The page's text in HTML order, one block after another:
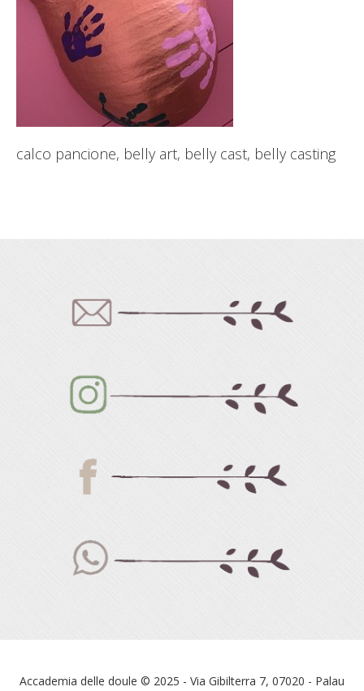
calco pancione, belly art, belly cast, belly casting
Accademia delle doule © 2025 - Via Gibilterra 7, 07020 - Palau